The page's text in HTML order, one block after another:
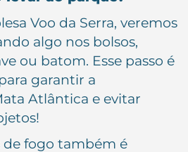
Voo da Serra, veremos
algo nos bolsos,
ou batom. Esse passo é
garantir a
Atlântica e evitar
de fogo também é